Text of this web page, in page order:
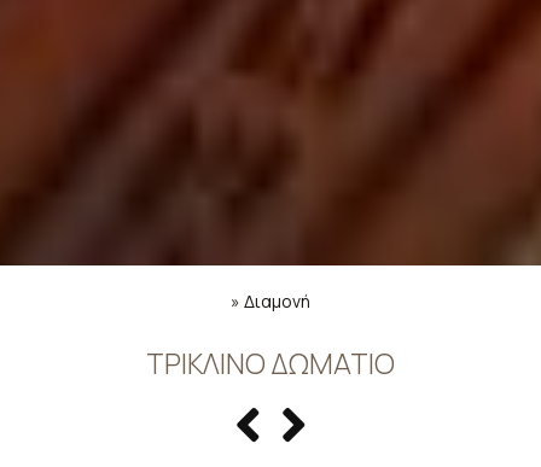
» Διαμονή
ΤΡΊΚΛΙΝΟ ΔΩΜΆΤΙΟ